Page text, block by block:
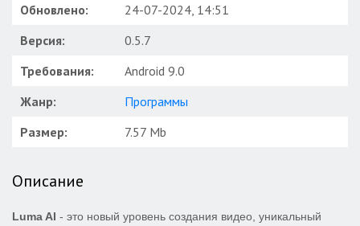
Обновлено:
24-07-2024, 14:51
Версия:
0.5.7
Требования:
Android 9.0
Жанр:
Программы
Размер:
7.57 Mb
Описание
Luma AI - это новый уровень создания видео, уникальный